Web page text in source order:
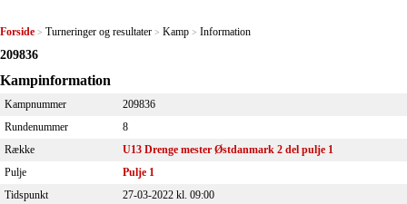
Forside > Turneringer og resultater > Kamp > Information
209836
Kampinformation
Kampnummer
209836
Rundenummer
8
Række
U13 Drenge mester Østdanmark 2 del pulje 1
Pulje
Pulje 1
Tidspunkt
27-03-2022 kl. 09:00